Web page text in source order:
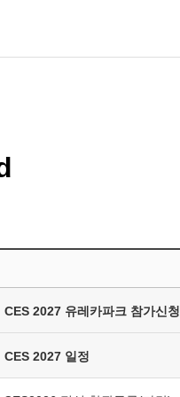
CES 2027 유레카파크 참가신청
CES 2027 일정